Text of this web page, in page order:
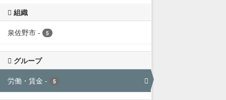
組織
泉佐野市 - 5
グループ
労働・賃金 - 5